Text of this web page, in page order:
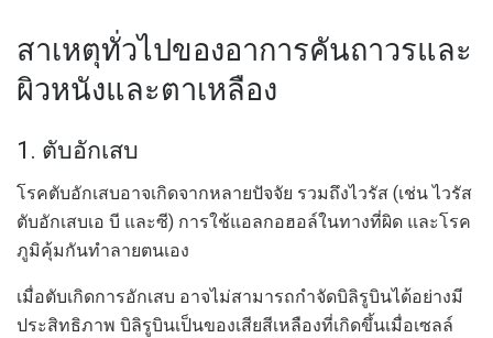
สาเหตุทั่วไปของอาการคันถาวรและ
ผิวหนังและตาเหลือง
1. ตับอักเสบ
โรคตับอักเสบอาจเกิดจากหลายปัจจัย รวมถึงไวรัส (เช่น ไวรัส
ตับอักเสบเอ บี และซี) การใช้แอลกอฮอล์ในทางที่ผิด และโรค
ภูมิคุ้มกันทำลายตนเอง
เมื่อตับเกิดการอักเสบ อาจไม่สามารถกำจัดบิลิรูบินได้อย่างมี
ประสิทธิภาพ บิลิรูบินเป็นของเสียสีเหลืองที่เกิดขึ้นเมื่อเซลล์